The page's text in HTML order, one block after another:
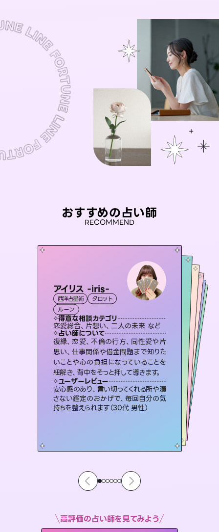
おすすめの占い師
RECOMMEND
アイリス -iris-
西洋占星術
タロット
ルーン
得意な相談カテゴリ
恋愛総合、片想い、二人の未来 など
占い師について
復縁、恋愛、不倫の行方、同性愛や片
思い、仕事関係や借金問題まで知りた
いことや心の負担になっていることを
紐解き、背中をそっと押して導きます。
ユーザーレビュー
安心感のあり、言い切ってくれる所や濁
さない鑑定のおかげで、毎回自分の気
持ちを整えられます（30代 男性）
彗望（すいぼう）
霊視・オーラ 透視
スピリチュアル・リーディング
得意な相談カテゴリ
片想い、あの人の気持ち、復縁 など
占い師について
3,700年以上の歴史を持つ東洋最古の
占術「易占」で詳細まで占い、幸せへ向
かう道筋を示します。厳しい結果にも具
体的な対策をお伝えします。
ユーザーレビュー
複雑な背景もしっかり聞いて鑑定して
いただけました。気持ちが楽になりまし
た（50代 女性）
おう 霊感オラクル
霊視・オーラ
オラクルカード
得意な相談カテゴリ
恋愛総合、あの人の気持ち など
占い師について
霊視×オラクルカードを使って「今」と
「未来」そして「気になるあの人の気持
ち」まで丁寧に読み解き、恋や人生のヒ
ントを優しく引き出します。
ユーザーレビュー
不安な気持ちが嘘みたいに晴れまし
た…！よく視えていらっしゃるんだなと
感じました（40代 女性）
桃源珠羽 とうげんみう
霊視・オーラ
スピリチュアル・リーディング
得意な相談カテゴリ
片想い、あの人の気持ち、復縁 など
占い師について
恋愛のお悩みの中でも特に「曖昧な関係」の相談を得意としており、友達以上恋人未満なお相手との今後や本音を丁寧に読み解き恋愛成就へと導きます。
ユーザーレビュー
鑑定していただいてアドバイス通りに行
動すると仲が復活してきました。ありが
とうございました（40代 女性）
未来視師＊花
スピリチュアル・リーディング
得意な相談カテゴリ
出逢い、片想い、復縁 など
占い師について
未来には何パターンもの選択肢があり
ます。不安で視えにくくなっているあな
たの素敵な未来を見つけ、その未来を
選択できるようアドバイスします。
ユーザーレビュー
職場の人の性質や人間関係、本心など
本当によく視えていてびっくり。対策が
打てて前向きになれます（40代）
セラピスト理恵
霊視・オーラ タロット
スピリチュアル・リーディング
得意な相談カテゴリ
片想い、二人の未来、年の差 など
占い師について
連絡再開、復縁、成就などの報告実績
多数。セラピストとして2万超の施術経
験があるからこそできる鑑定で、より良
い未来をサポートします。
ユーザーレビュー
とても心温まる鑑定でした。しかもこち
らは何も言っていないのに視えていらっ
しゃるんだなと驚きです（30代女性）
高評価の占い師を見てみよう